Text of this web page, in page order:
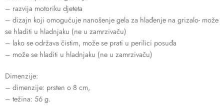
– razvija motoriku djeteta
– dizajn koji omogućuje nanošenje gela za hlađenje na grizalo- može
se hladiti u hladnjaku (ne u zamrzivaču)
– lako se održava čistim, može se prati u perilici posuđa
– može se hladiti u hladnjaku (ne u zamrzivaču)
Dimenzije:
– dimenzije: prsten o 8 cm,
– težina: 56 g.